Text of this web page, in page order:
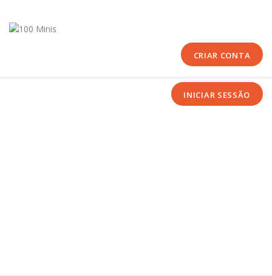
CRIAR CONTA
INICIAR SESSÃO
Sobre Nós